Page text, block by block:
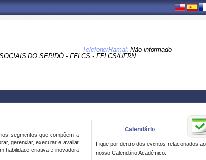
DO SERIDÓ - FELCS - FELCS/UFRN
Telefone/Ramal: Não informado
segmentos que compõem a
gerenciar, executar e avaliar
habilidade criativa e inovadora
Calendário
Fique por dentro dos eventos relacionados ao
nosso Calendário Acadêmico.